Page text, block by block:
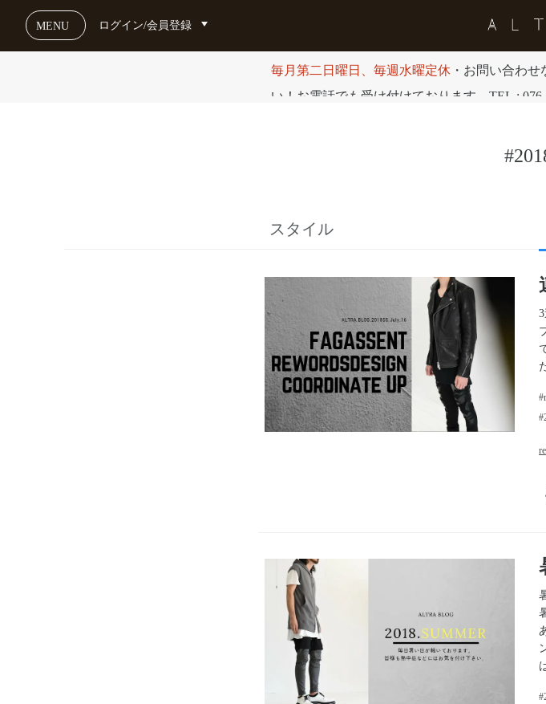
MENU ログイン/会員登録
毎月第二日曜日、毎週水曜定休 ・お問い合わ
い！お電話でも受け付けております。TEL : 076-
スタイル